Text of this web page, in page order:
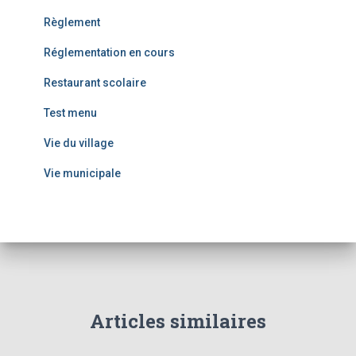
Règlement
Réglementation en cours
Restaurant scolaire
Test menu
Vie du village
Vie municipale
Articles similaires